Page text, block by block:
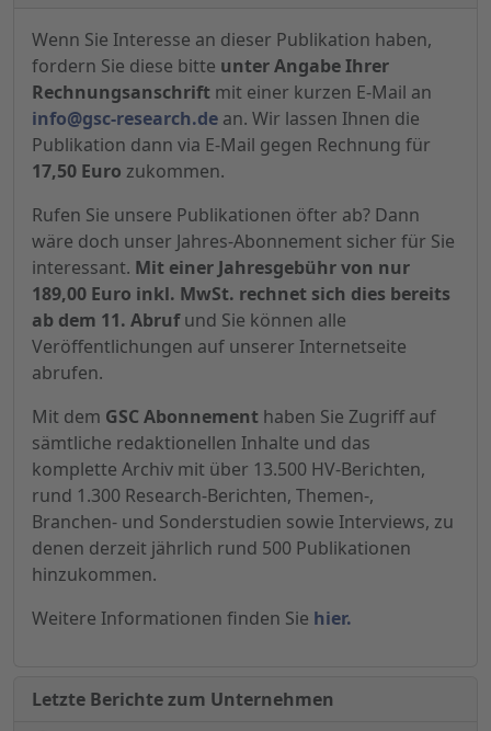
Wenn Sie Interesse an dieser Publikation haben,
fordern Sie diese bitte unter Angabe Ihrer
Rechnungsanschrift mit einer kurzen E-Mail an
info@gsc-research.de an. Wir lassen Ihnen die
Publikation dann via E-Mail gegen Rechnung für
17,50 Euro zukommen.
Rufen Sie unsere Publikationen öfter ab? Dann
wäre doch unser Jahres-Abonnement sicher für Sie
interessant. Mit einer Jahresgebühr von nur
189,00 Euro inkl. MwSt. rechnet sich dies bereits
ab dem 11. Abrufund Sie können alle
Veröffentlichungen auf unserer Internetseite
abrufen.
Mit dem GSC Abonnement haben Sie Zugriff auf
sämtliche redaktionellen Inhalte und das
komplette Archiv mit über 13.500 HV-Berichten,
rund 1.300 Research-Berichten, Themen-,
Branchen- und Sonderstudien sowie Interviews, zu
denen derzeit jährlich rund 500 Publikationen
hinzukommen.
Weitere Informationen finden Sie hier.
Letzte Berichte zum Unternehmen